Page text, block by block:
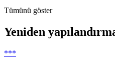
Tümünü göster
Yeniden
***